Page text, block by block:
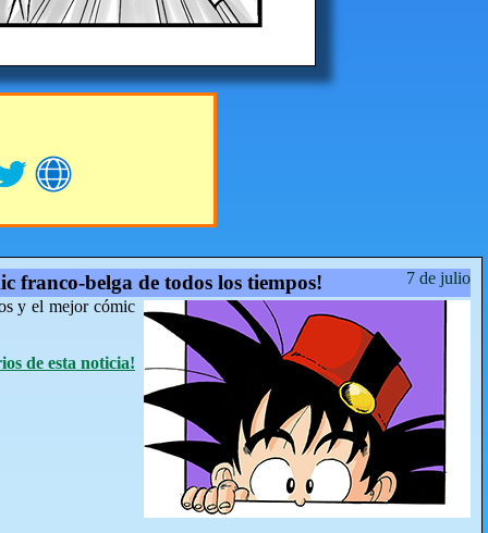
7 de julio
franco-belga de todos los tiempos!
y el mejor cómic
de esta noticia!